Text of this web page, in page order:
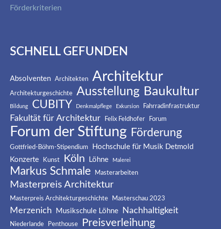
Förderkriterien
SCHNELL GEFUNDEN
Absolventen Architekten Architektur
Architekturgeschichte Ausstellung Baukultur
Bildung CUBITY Denkmalpflege Exkursion Fahrradinfrastruktur
Fakultät für Architektur Felix Feldhofer Forum
Forum der Stiftung Förderung
Gottfried-Böhm-Stipendium
Hochschule für Musik Detmold
Konzerte
Kunst Köln Löhne Malerei
Markus Schmale Masterarbeiten
Masterpreis Architektur
Masterpreis Architekturgeschichte Masterschau 2023
Merzenich Musikschule Löhne Nachhaltigkeit
Niederlande Penthouse Preisverleihung